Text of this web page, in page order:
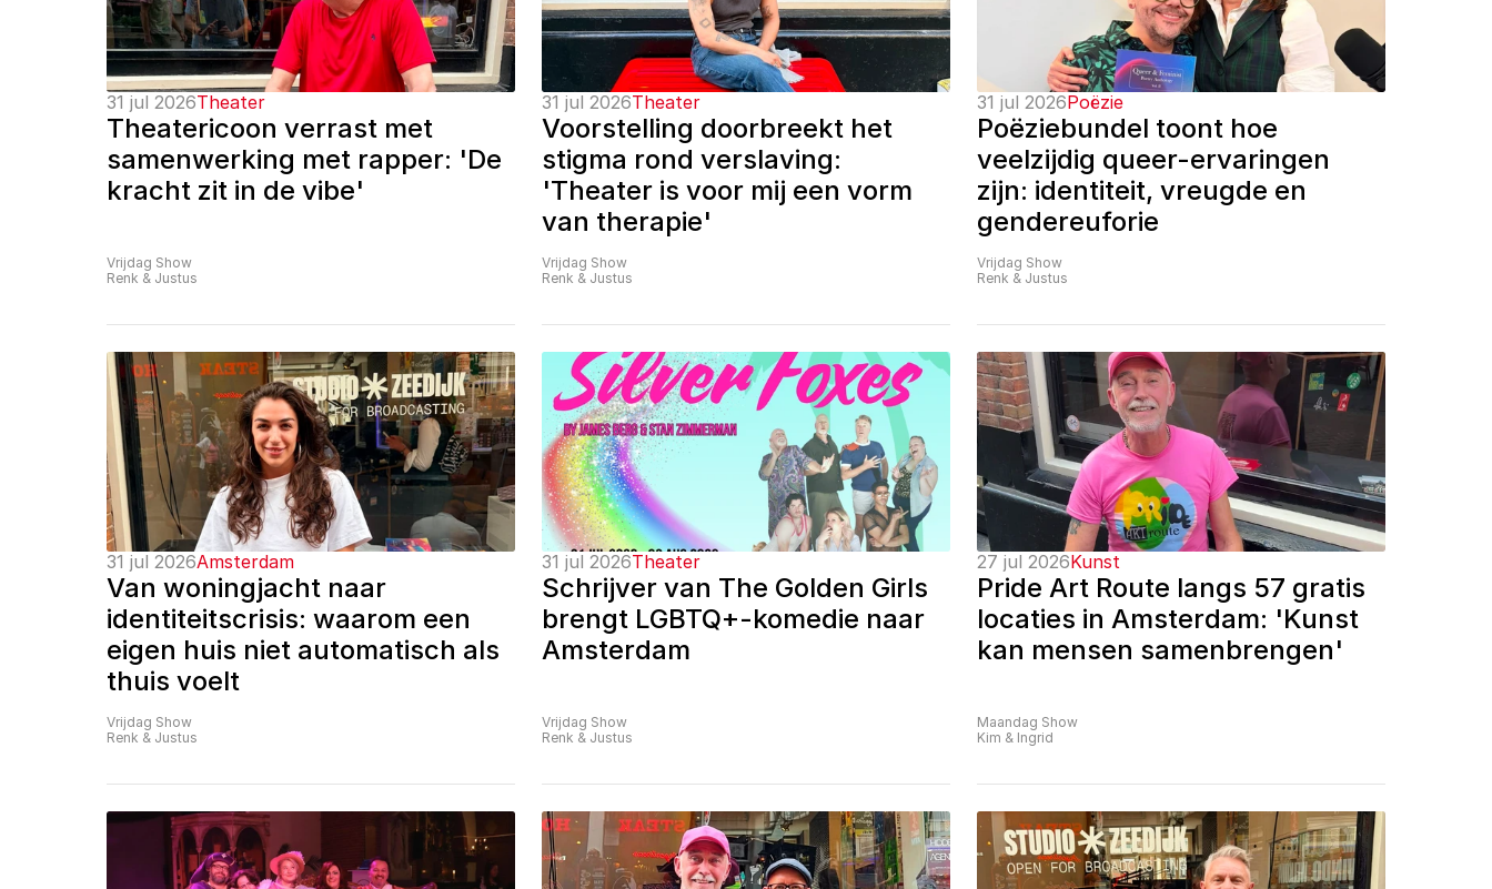
31 jul 2026Theater
Theatericoon verrast met
samenwerking met rapper: 'De
kracht zit in de vibe'
Vrijdag Show
Renk & Justus
31 jul 2026Theater
Voorstelling doorbreekt het
stigma rond verslaving:
'Theater is voor mij een vorm
van therapie'
Vrijdag Show
Renk & Justus
31 jul 2026Poëzie
Poëziebundel toont hoe
veelzijdig queer-ervaringen
zijn: identiteit, vreugde en
gendereuforie
Vrijdag Show
Renk & Justus
31 jul 2026Amsterdam
Van woningjacht naar
identiteitscrisis: waarom een
eigen huis niet automatisch als
thuis voelt
Vrijdag Show
Renk & Justus
31 jul 2026Theater
Schrijver van The Golden Girls
brengt LGBTQ+-komedie naar
Amsterdam
Vrijdag Show
Renk & Justus
27 jul 2026Kunst
Pride Art Route langs 57 gratis
locaties in Amsterdam: 'Kunst
kan mensen samenbrengen'
Maandag Show
Kim & Ingrid